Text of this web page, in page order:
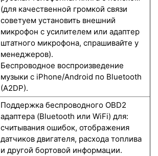
(для качественной громкой связи
советуем установить внешний
микрофон с усилителем или адаптер
штатного микрофона, спрашивайте у
менеджеров).
Беспроводное воспроизведение
музыки с iPhone/Android по Bluetooth
(A2DP).
Поддержка беспроводного OBD2
адаптера (Bluetooth или WiFi) для:
считывания ошибок, отображения
датчиков двигателя, расхода топлива
и другой бортовой информации.